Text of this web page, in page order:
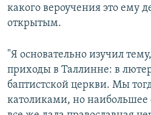
какого вероучения это ему
открытым.
"Я основательно изучил
приходы в Таллинне: в
баптистской церкви. Мы
католиками, но